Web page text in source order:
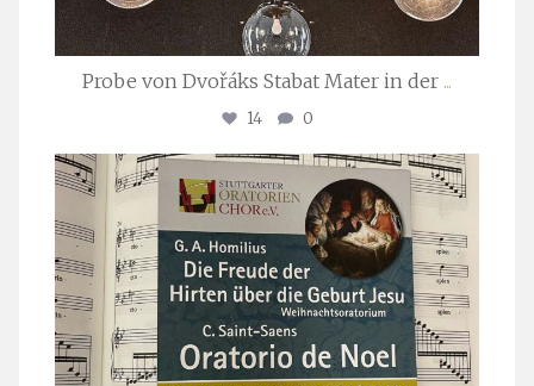
Probe von Dvořáks Stabat Mater in der ...
14 0
stuttgarter_oratorienchor
Nov. 29